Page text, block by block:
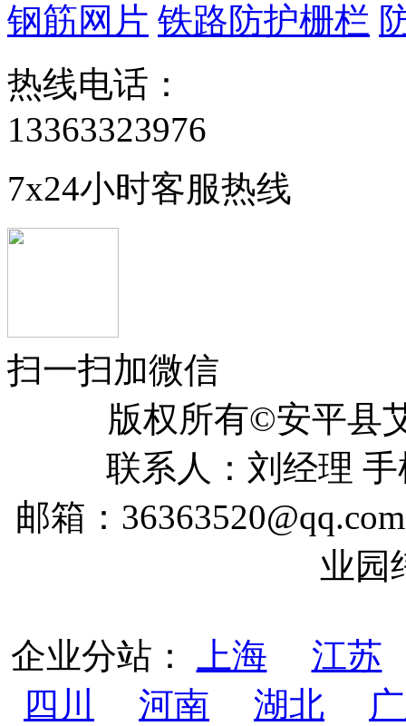
钢筋网片 铁路防护栅栏
热线电话：
13363323976
7x24小时客服热线
扫一扫加微信
版权所有©安平
联系人：刘经理 手
邮箱：
业园
企业分站： 上海
江苏
四川
河南 湖北